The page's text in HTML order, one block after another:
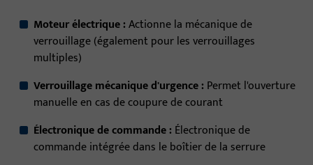
Moteur électrique :Actionne la mécanique de
verrouillage (également pour les verrouillages
multiples)
Verrouillage mécanique d'urgence : Permet l'ouverture
manuelle en cas de coupure de courant
Électronique de commande : Électronique de
commande intégrée dans le boîtier de la serrure